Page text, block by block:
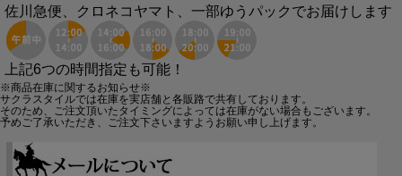
佐川急便、クロネコヤマト、一部ゆうパックでお届けします
上記6つの時間指定も可能！
※商品在庫に関するお知らせ※
サクラスタイルでは在庫を実店舗と各販路で共有しております。
そのため、ご注文頂いたタイミングによっては在庫がない場合もございます。
予めご了承いただき、ご注文下さいますようお願い申し上げます。